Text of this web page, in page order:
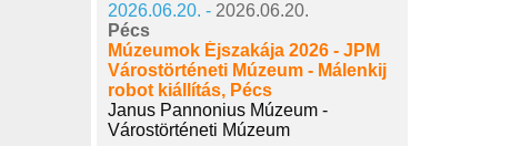
2026.06.20. - 2026.06.20.
Pécs
Múzeumok Éjszakája 2026 - JPM
Várostörténeti Múzeum - Málenkij
robot kiállítás, Pécs
Janus Pannonius Múzeum -
Várostörténeti Múzeum